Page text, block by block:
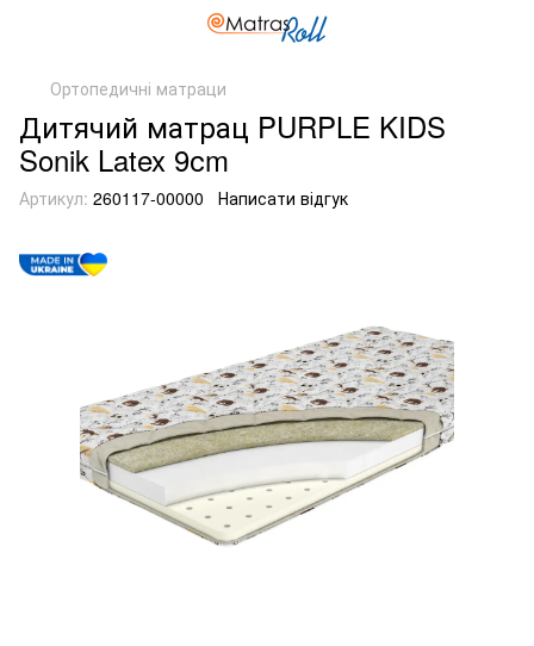
Ортопедичні матраци
Дитячий матрац PURPLE KIDS
Sonik Latex 9сm
Артикул: 260117-00000 Написати відгук